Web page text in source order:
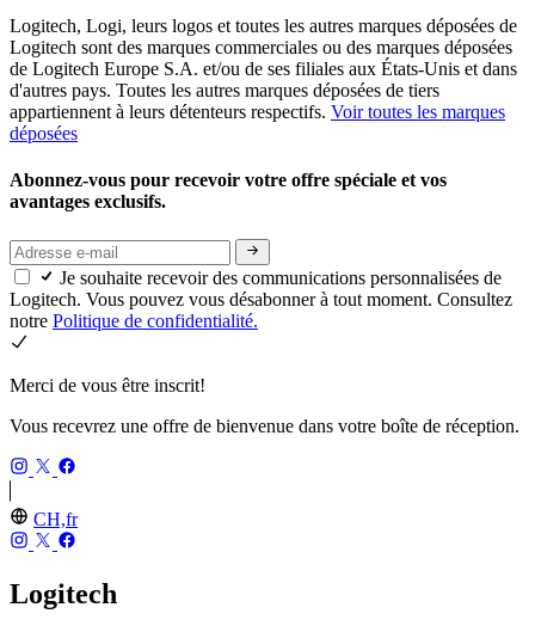
Logitech, Logi, leurs logos et toutes les autres marques déposées de
Logitech sont des marques commerciales ou des marques déposées
de Logitech Europe S.A. et/ou de ses filiales aux États-Unis et dans
d'autres pays. Toutes les autres marques déposées de tiers
appartiennent à leurs détenteurs respectifs. Voir toutes les marques
déposées
Abonnez-vous pour recevoir votre offre spéciale et vos
avantages exclusifs.
Je souhaite recevoir des communications personnalisées de
Logitech. Vous pouvez vous désabonner à tout moment. Consultez
notre Politique de confidentialité.
Merci de vous être inscrit!
Vous recevrez une offre de bienvenue dans votre boîte de réception.
CH,fr
Logitech